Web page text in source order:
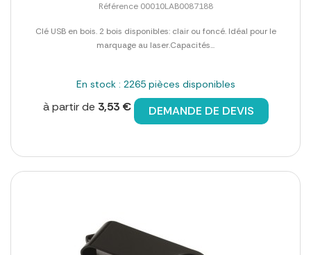
Référence 00010LAB0087188
Clé USB en bois. 2 bois disponibles: clair ou foncé. Idéal pour le
marquage au laser.Capacités...
En stock : 2265 pièces disponibles
à partir de 3,53 € DEMANDE DE DEVIS